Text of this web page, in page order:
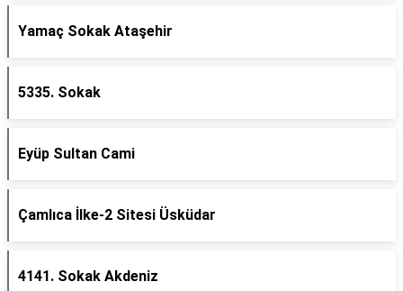
Yamaç Sokak Ataşehir
5335. Sokak
Eyüp Sultan Cami
Çamlıca İlke-2 Sitesi Üsküdar
4141. Sokak Akdeniz